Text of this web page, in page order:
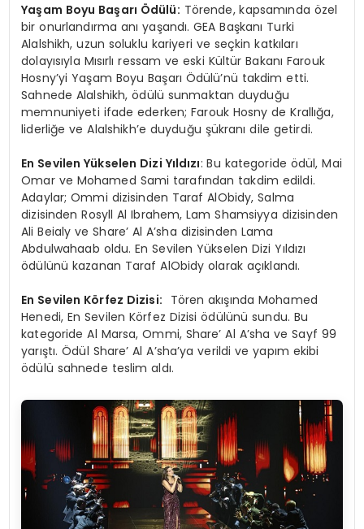
Yaşam Boyu Başarı Ödülü: Törende, kapsamında özel
bir onurlandırma anı yaşandı. GEA Başkanı Turki
Alalshikh, uzun soluklu kariyeri ve seçkin katkıları
dolayısıyla Mısırlı ressam ve eski Kültür Bakanı Farouk
Hosny’yi Yaşam Boyu Başarı Ödülü’nü takdim etti.
Sahnede Alalshikh, ödülü sunmaktan duyduğu
memnuniyeti ifade ederken; Farouk Hosny de Krallığa,
liderliğe ve Alalshikh’e duyduğu şükranı dile getirdi.
En Sevilen Yükselen Dizi Yıldızı: Bu kategoride ödül, Mai
Omar ve Mohamed Sami tarafından takdim edildi.
Adaylar; Ommi dizisinden Taraf AlObidy, Salma
dizisinden Rosyll Al Ibrahem, Lam Shamsiyya dizisinden
Ali Beialy ve Share’ Al A’sha dizisinden Lama
Abdulwahaab oldu. En Sevilen Yükselen Dizi Yıldızı
ödülünü kazanan Taraf AlObidy olarak açıklandı.
En Sevilen Körfez Dizisi: Tören akışında Mohamed
Henedi, En Sevilen Körfez Dizisi ödülünü sundu. Bu
kategoride Al Marsa, Ommi, Share’ Al A’sha ve Sayf 99
yarıştı. Ödül Share’ Al A’sha’ya verildi ve yapım ekibi
ödülü sahnede teslim aldı.